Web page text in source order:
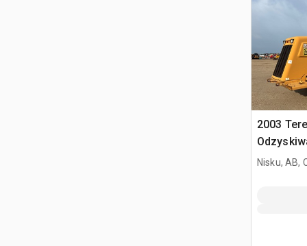
2003
gleby
Nisku, AB,